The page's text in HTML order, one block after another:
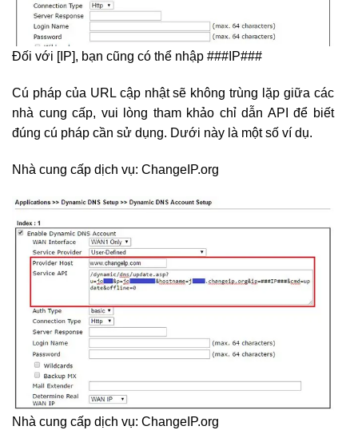
Đối với [IP], bạn cũng có thể nhập ###IP###
Cú pháp của URL cập nhật sẽ không trùng lặp giữa các
nhà cung cấp, vui lòng tham khảo chỉ dẫn API để biết
đúng cú pháp cần sử dụng. Dưới này là một số ví dụ.
Nhà cung cấp dịch vụ: ChangeIP.org
Nhà cung cấp dịch vụ: ChangeIP.org